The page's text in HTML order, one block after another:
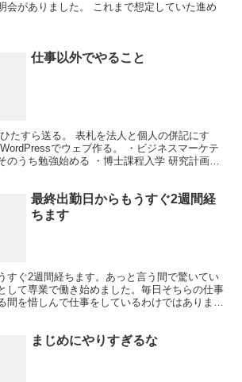
会がありました。 これまで想定していた進め
仕事以外でやること
たすら送る。 表札を法人と個人の併記にす
でウェブ作る。 ・ビジネスマーケテ
のうち勉強始める ・博士課程入学 研究計画を
最終出勤日からもうすぐ2週間経
ちます
すぐ2週間経ちます。あっと言う間で驚いてい
して専業で働き始めました。毎日そちらの仕事
間を惜しんで仕事をしているわけではありませ
まじめにやりすぎるな